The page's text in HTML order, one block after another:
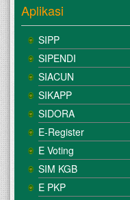
Aplikasi
SIPP
SIPENDI
SIACUN
SIKAPP
SIDORA
E-Register
E Voting
SIM KGB
E PKP